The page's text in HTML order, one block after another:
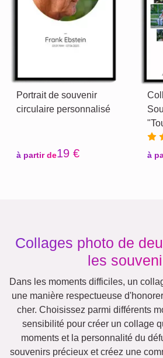
Portrait de souvenir
circulaire personnalisé
à partir de19 € à
Collages photo de
les
Dans les moments difficiles, un
une manière respectueuse
cher. Choisissez parmi différents
sensibilité pour créer un collage
moments et la personnalité du
souvenirs précieux et créez une